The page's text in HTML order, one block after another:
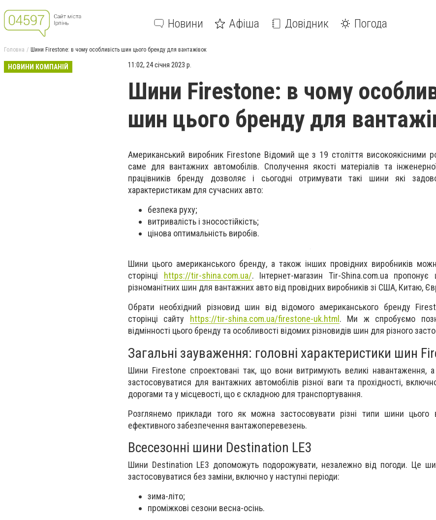
Новини Афіша Довідник Погода
Головна Шини Firestone: в чому особливість шин цього бренду для вантажівок
НОВИНИ КОМПАНІЙ 11:02, 24 січня 2023 р.
Шини Firestone: в чому
шин цього бренду для
Американський виробник Firestone Відомий ще з 19 століття високоякісними
саме для вантажних автомобілів. Сполучення якості матеріалів та
працівників бренду дозволяє і сьогодні отримувати такі шини які
характеристикам для сучасних авто:
безпека руху;
витривалість і зносостійкість;
цінова оптимальність виробів.
Шини цього американського бренду, а також інших провідних виробників
сторінці
https://tir-shina.com.ua/. Інтернет-магазин Tir-Shina.com.ua пропонує
різноманітних шин для вантажних авто від провідних виробників зі США, Китаю,
Обрати необхідний різновид шин від відомого американського бренду
сторінці сайту
https://tir-shina.com.ua/firestone-uk.html . Ми ж спробуємо
відмінності цього бренду та особливості відомих різновидів шин для різного
Загальні зауваження: головні характеристики шин
Шини Firestone спроектовані так, що вони витримують великі навантаження,
застосовуватися для вантажних автомобілів різної ваги та прохідності,
дорогами та у місцевості, що є складною для транспортування.
Розглянемо приклади того як можна застосовувати різні типи шини цього
ефективного забезпечення вантажоперевезень.
Всесезонні шини Destination LE3
Шини Destination LE3 допоможуть подорожувати, незалежно від погоди. Це
застосовуватися без заміни, включно у наступні періоди:
зима-літо;
проміжкові сезони весна-осінь.